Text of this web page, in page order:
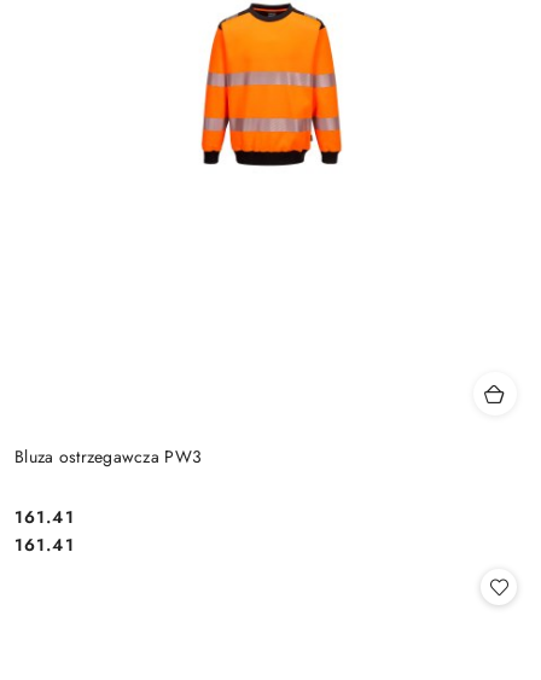
Bluza ostrzegawcza PW3
Cena:
161.41
Cena:
161.41